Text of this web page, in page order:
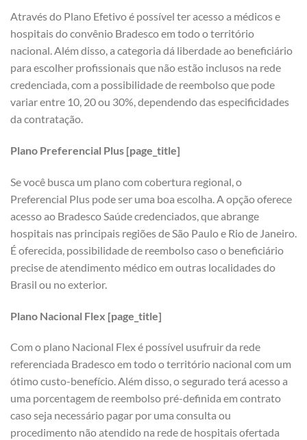
Através do Plano Efetivo é possível ter acesso a médicos e
hospitais do convênio Bradesco em todo o território
nacional. Além disso, a categoria dá liberdade ao beneficiário
para escolher profissionais que não estão inclusos na rede
credenciada, com a possibilidade de reembolso que pode
variar entre 10, 20 ou 30%, dependendo das especificidades
da contratação.
Plano Preferencial Plus [page_title]
Se você busca um plano com cobertura regional, o
Preferencial Plus pode ser uma boa escolha. A opção oferece
acesso ao Bradesco Saúde credenciados, que abrange
hospitais nas principais regiões de São Paulo e Rio de Janeiro.
É oferecida, possibilidade de reembolso caso o beneficiário
precise de atendimento médico em outras localidades do
Brasil ou no exterior.
Plano Nacional Flex [page_title]
Com o plano Nacional Flex é possível usufruir da rede
referenciada Bradesco em todo o território nacional com um
ótimo custo-benefício. Além disso, o segurado terá acesso a
uma porcentagem de reembolso pré-definida em contrato
caso seja necessário pagar por uma consulta ou
procedimento não atendido na rede de hospitais ofertada